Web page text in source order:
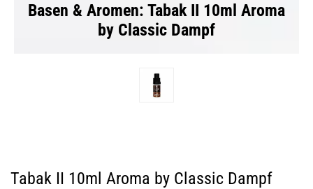
Basen & Aromen: Tabak II 10ml Aroma
by Classic Dampf
Tabak II 10ml Aroma by Classic Dampf